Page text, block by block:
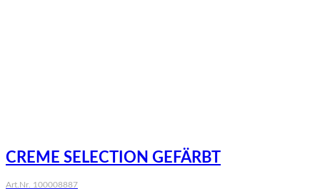
CREME SELECTION GEFÄRBT
Art.Nr. 100008887